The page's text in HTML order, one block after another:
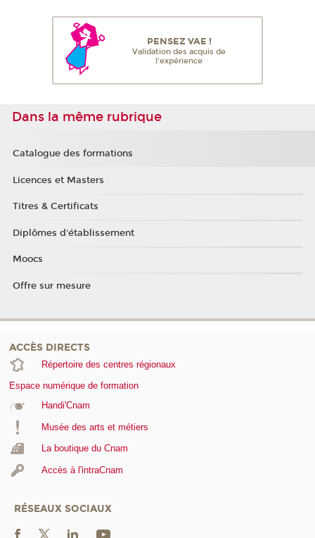
PENSEZ VAE !
Validation des acquis de
l'expérience
Dans la même rubrique
Catalogue des formations
Licences et Masters
Titres & Certificats
Diplômes d'établissement
Moocs
Offre sur mesure
ACCÈS DIRECTS
Répertoire des centres régionaux
Espace numérique de formation
Handi'Cnam
Musée des arts et métiers
La boutique du Cnam
Accès à l'intraCnam
RÉSEAUX SOCIAUX